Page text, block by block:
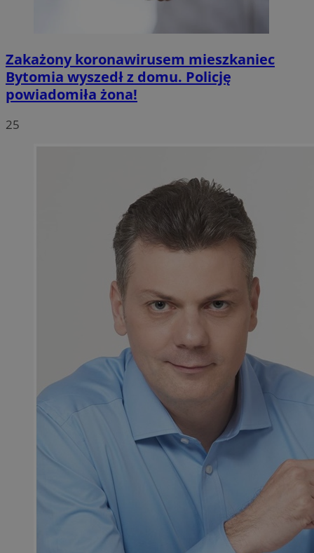
Zakażony koronawirusem mieszkaniec
Bytomia wyszedł z domu. Policję
powiadomiła żona!
25